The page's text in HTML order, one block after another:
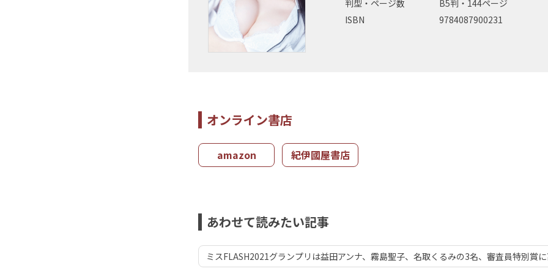
判型・ページ数
B5判・144ページ
ISBN
9784087900231
オンライン書店
amazon 紀伊國屋書店
あわせて読みたい記事
ミスFLASH2021グランプリは益田アンナ、霧島聖子、名取くるみの3名、審査員特別賞